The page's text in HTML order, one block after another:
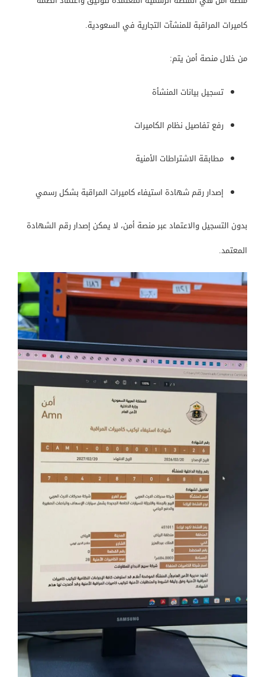
كاميرات المراقبة للمنشآت التجارية في السعودية.
من خلال منصة أمن يتم:
تسجيل بيانات المنشأة
رفع تفاصيل نظام الكاميرات
مطابقة الاشتراطات الأمنية
إصدار رقم شهادة استيفاء كاميرات المراقبة بشكل رسمي
بدون التسجيل والاعتماد عبر منصة أمن، لا يمكن إصدار رقم الشهادة
المعتمد.